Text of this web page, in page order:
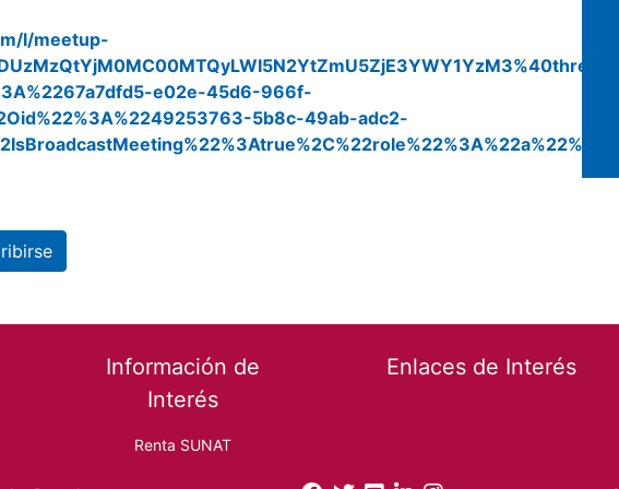
l/meetup-
e02e-45d6-966f-
5b8c-49ab-adc2-
Información de
Interés
Renta SUNAT
Enlaces de Interés